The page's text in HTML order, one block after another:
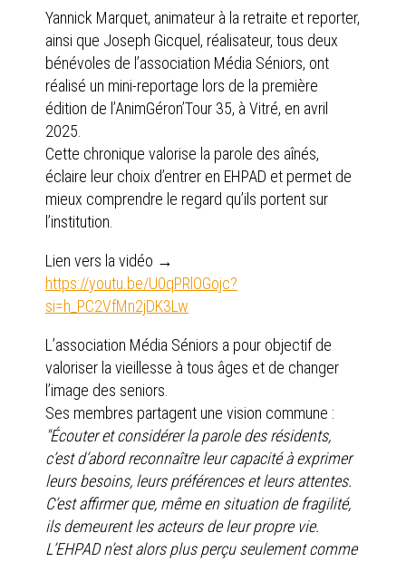
Yannick Marquet, animateur à la retraite et reporter,
ainsi que Joseph Gicquel, réalisateur, tous deux
bénévoles de l’association Média Séniors, ont
réalisé un mini-reportage lors de la première
édition de l’AnimGéron’Tour 35, à Vitré, en avril
2025.
Cette chronique valorise la parole des aînés,
éclaire leur choix d’entrer en EHPAD et permet de
mieux comprendre le regard qu’ils portent sur
l’institution.
Lien vers la vidéo →
https://youtu.be/U0qPRlOGojc?
si=h_PC2VfMn2jDK3Lw
L’association Média Séniors a pour objectif de
valoriser la vieillesse à tous âges et de changer
l’image des seniors.
Ses membres partagent une vision commune :
"Écouter et considérer la parole des résidents,
c’est d’abord reconnaître leur capacité à exprimer
leurs besoins, leurs préférences et leurs attentes.
C’est affirmer que, même en situation de fragilité,
ils demeurent les acteurs de leur propre vie.
L’EHPAD n’est alors plus perçu seulement comme